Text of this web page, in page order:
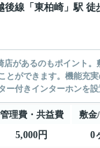
後線 「 東柏崎 」駅 徒
があるのもポイント
とができます。機能充
ー付きインターホンを
管理費・共益費 敷金
5,000円 0